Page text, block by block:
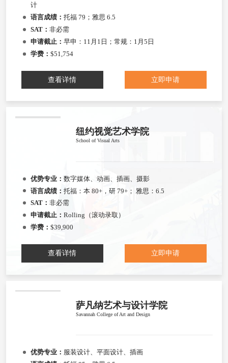
计
语言成绩： 托福 79；雅思 6.5
SAT： 非必需
申请截止： 早申：11月1日；常规：1月5日
学费： $51,754
查看详情 立即申请
纽约视觉艺术学院
School of Visual Arts
优势专业： 数字媒体、动画、插画、摄影
语言成绩： 托福：本 80+，研 79+； 雅思：6.5
SAT： 非必需
申请截止： Rolling（滚动录取）
学费： $39,900
查看详情 立即申请
萨凡纳艺术与设计学院
Savannah College of Art and Design
优势专业： 服装设计、平面设计、插画